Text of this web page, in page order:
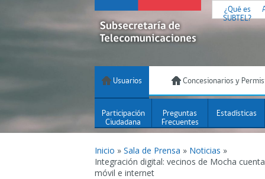
¿Qué es
SUBTEL?
Usuarios Concesionarios y
Participación
Ciudadana
Preguntas
Frecuentes
Estadísticas
Inicio » Sala de Prensa » Noticias »
Integración digital: vecinos de Mocha
móvil e internet